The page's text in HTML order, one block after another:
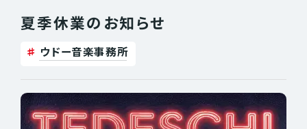
夏季休業のお知らせ
ウドー音楽事務所